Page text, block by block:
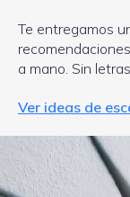
Te entregamos
a mano. Sin
Ver ideas de